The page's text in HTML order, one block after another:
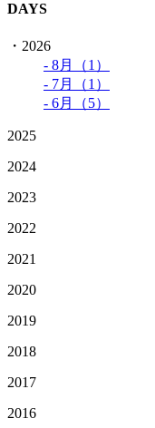
DAYS
・2026
- 8月（1）
- 7月（1）
- 6月（5）
2025
2024
2023
2022
2021
2020
2019
2018
2017
2016